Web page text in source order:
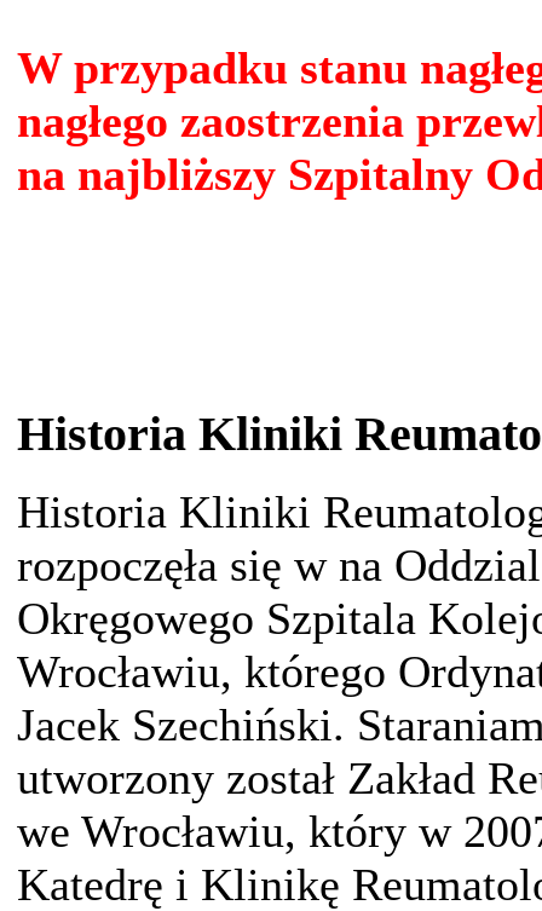
W przypadku stanu
nagłego zaostrzenia
na najbliższy Szpitalny
Historia Kliniki
Historia Kliniki
rozpoczęła się w na
Okręgowego Szpitala
Wrocławiu, którego
Jacek Szechiński.
utworzony został Zakład
we Wrocławiu, który w
Katedrę i Klinikę